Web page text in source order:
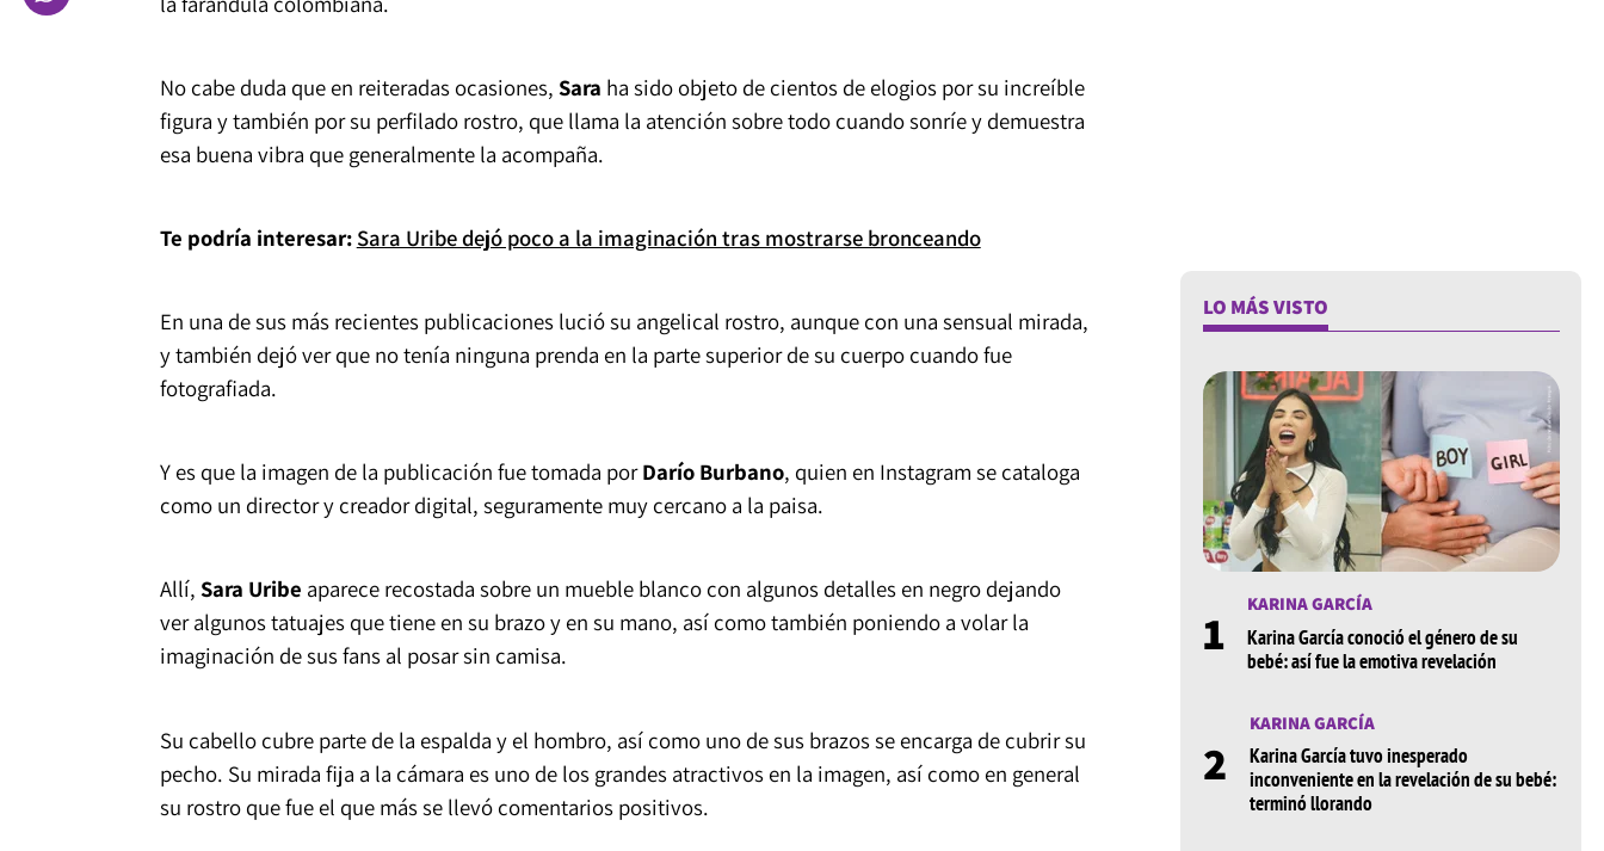
No cabe duda que en reiteradas ocasiones, Sara ha sido objeto de cientos de elogios por su increíble
figura y también por su perfilado rostro, que llama la atención sobre todo cuando sonríe y demuestra
esa buena vibra que generalmente la acompaña.
Te podría interesar: Sara Uribe dejó poco a la imaginación tras mostrarse bronceando
En una de sus más recientes publicaciones lució su angelical rostro, aunque con una sensual mirada,
y también dejó ver que no tenía ninguna prenda en la parte superior de su cuerpo cuando fue
fotografiada.
Y es que la imagen de la publicación fue tomada porDarío Burbano, quien en Instagram se cataloga
como un director y creador digital, seguramente muy cercano a la paisa.
Allí, Sara Uribe aparece recostada sobre un mueble blanco con algunos detalles en negro dejando
ver algunos tatuajes que tiene en su brazo y en su mano, así como también poniendo a volar la
imaginación de sus fans al posar sin camisa.
Su cabello cubre parte de la espalda y el hombro, así como uno de sus brazos se encarga de cubrir su
pecho. Su mirada fija a la cámara es uno de los grandes atractivos en la imagen, así como en general
su rostro que fue el que más se llevó comentarios positivos.
LO MÁS VISTO
1
KARINA GARCÍA
Karina García conoció el género de su
bebé: así fue la emotiva revelación
2
KARINA GARCÍA
Karina García tuvo inesperado
inconveniente en la revelación de su bebé:
terminó llorando